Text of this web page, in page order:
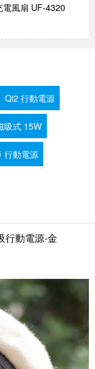
電風扇 UF-4320
Qi2 行動電源
吸式 15W
行動電源
行動電源-金